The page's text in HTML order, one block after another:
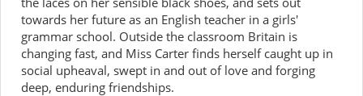
towards her future as an English teacher in a girls'
grammar school. Outside the classroom Britain is
changing fast, and Miss Carter finds herself caught up in
social upheaval, swept in and out of love and forging
deep, enduring friendships.